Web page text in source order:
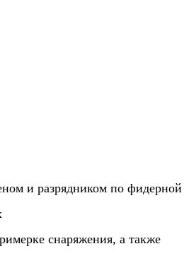
и разрядником по фидерной
снаряжения, а также